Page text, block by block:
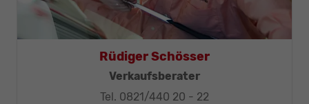
Thomas Mohr
KFZ-Techniker-Meister
Tel. 0821/440 20 - 32